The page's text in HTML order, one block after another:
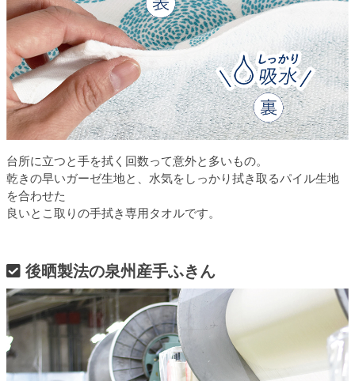
台所に立つと手を拭く回数って意外と多いもの。
乾きの早いガーゼ生地と、水気をしっかり拭き取るパイル生地
を合わせた
良いとこ取りの手拭き専用タオルです。
後晒製法の泉州産手ふきん